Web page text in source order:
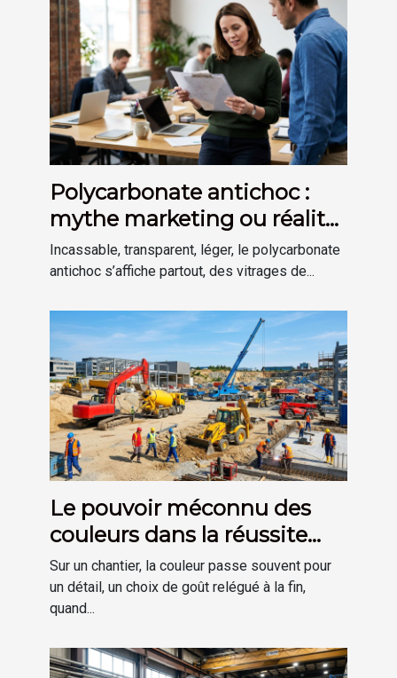
Polycarbonate antichoc :
mythe marketing ou réalité
technologique ?
Incassable, transparent, léger, le polycarbonate
antichoc s’affiche partout, des vitrages de...
Le pouvoir méconnu des
couleurs dans la réussite
d’un chantier
Sur un chantier, la couleur passe souvent pour
un détail, un choix de goût relégué à la fin,
quand...